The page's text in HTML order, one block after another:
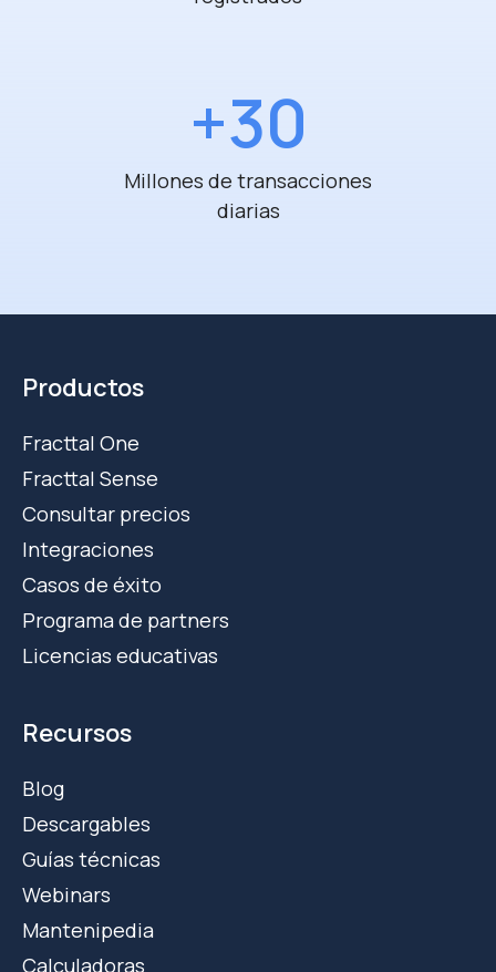
+30
Millones de transacciones
diarias
Productos
Fracttal One
Fracttal Sense
Consultar precios
Integraciones
Casos de éxito
Programa de partners
Licencias educativas
Recursos
Blog
Descargables
Guías técnicas
Webinars
Mantenipedia
Calculadoras